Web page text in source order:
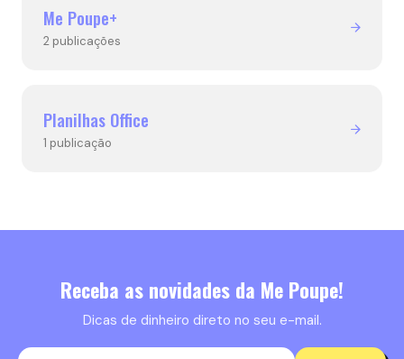
Me Poupe+
2 publicações
Planilhas Office
1 publicação
Receba as novidades da Me Poupe!
Dicas de dinheiro direto no seu e-mail.